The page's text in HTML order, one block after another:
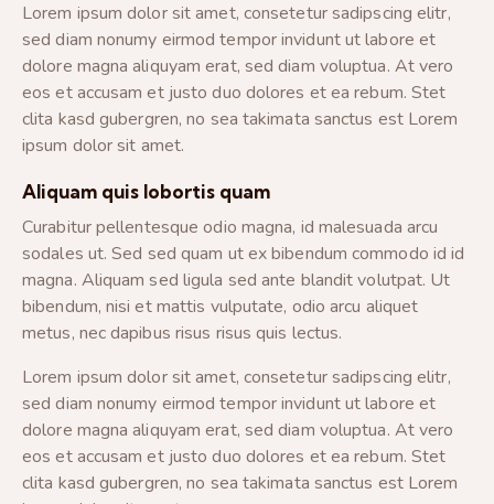
Lorem ipsum dolor sit amet, consetetur sadipscing elitr,
sed diam nonumy eirmod tempor invidunt ut labore et
dolore magna aliquyam erat, sed diam voluptua. At vero
eos et accusam et justo duo dolores et ea rebum. Stet
clita kasd gubergren, no sea takimata sanctus est Lorem
ipsum dolor sit amet.
Aliquam quis lobortis quam
Curabitur pellentesque odio magna, id malesuada arcu
sodales ut. Sed sed quam ut ex bibendum commodo id id
magna. Aliquam sed ligula sed ante blandit volutpat. Ut
bibendum, nisi et mattis vulputate, odio arcu aliquet
metus, nec dapibus risus risus quis lectus.
Lorem ipsum dolor sit amet, consetetur sadipscing elitr,
sed diam nonumy eirmod tempor invidunt ut labore et
dolore magna aliquyam erat, sed diam voluptua. At vero
eos et accusam et justo duo dolores et ea rebum. Stet
clita kasd gubergren, no sea takimata sanctus est Lorem